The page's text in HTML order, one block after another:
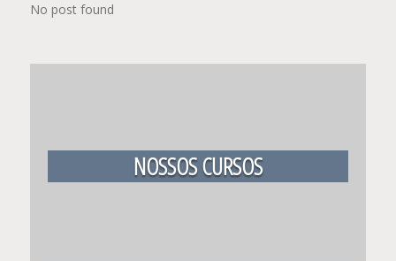
No post found
NOSSOS CURSOS